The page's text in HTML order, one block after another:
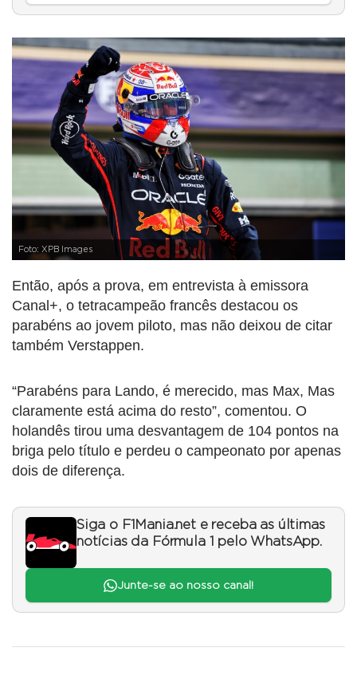
Foto: XPB Images
Então, após a prova, em entrevista à emissora
Canal+, o tetracampeão francês destacou os
parabéns ao jovem piloto, mas não deixou de citar
também Verstappen.
“Parabéns para Lando, é merecido, mas Max, Mas
claramente está acima do resto”, comentou. O
holandês tirou uma desvantagem de 104 pontos na
briga pelo título e perdeu o campeonato por apenas
dois de diferença.
Siga o F1Mania.net e receba as últimas
notícias da Fórmula 1 pelo WhatsApp.
Junte-se ao nosso canal!